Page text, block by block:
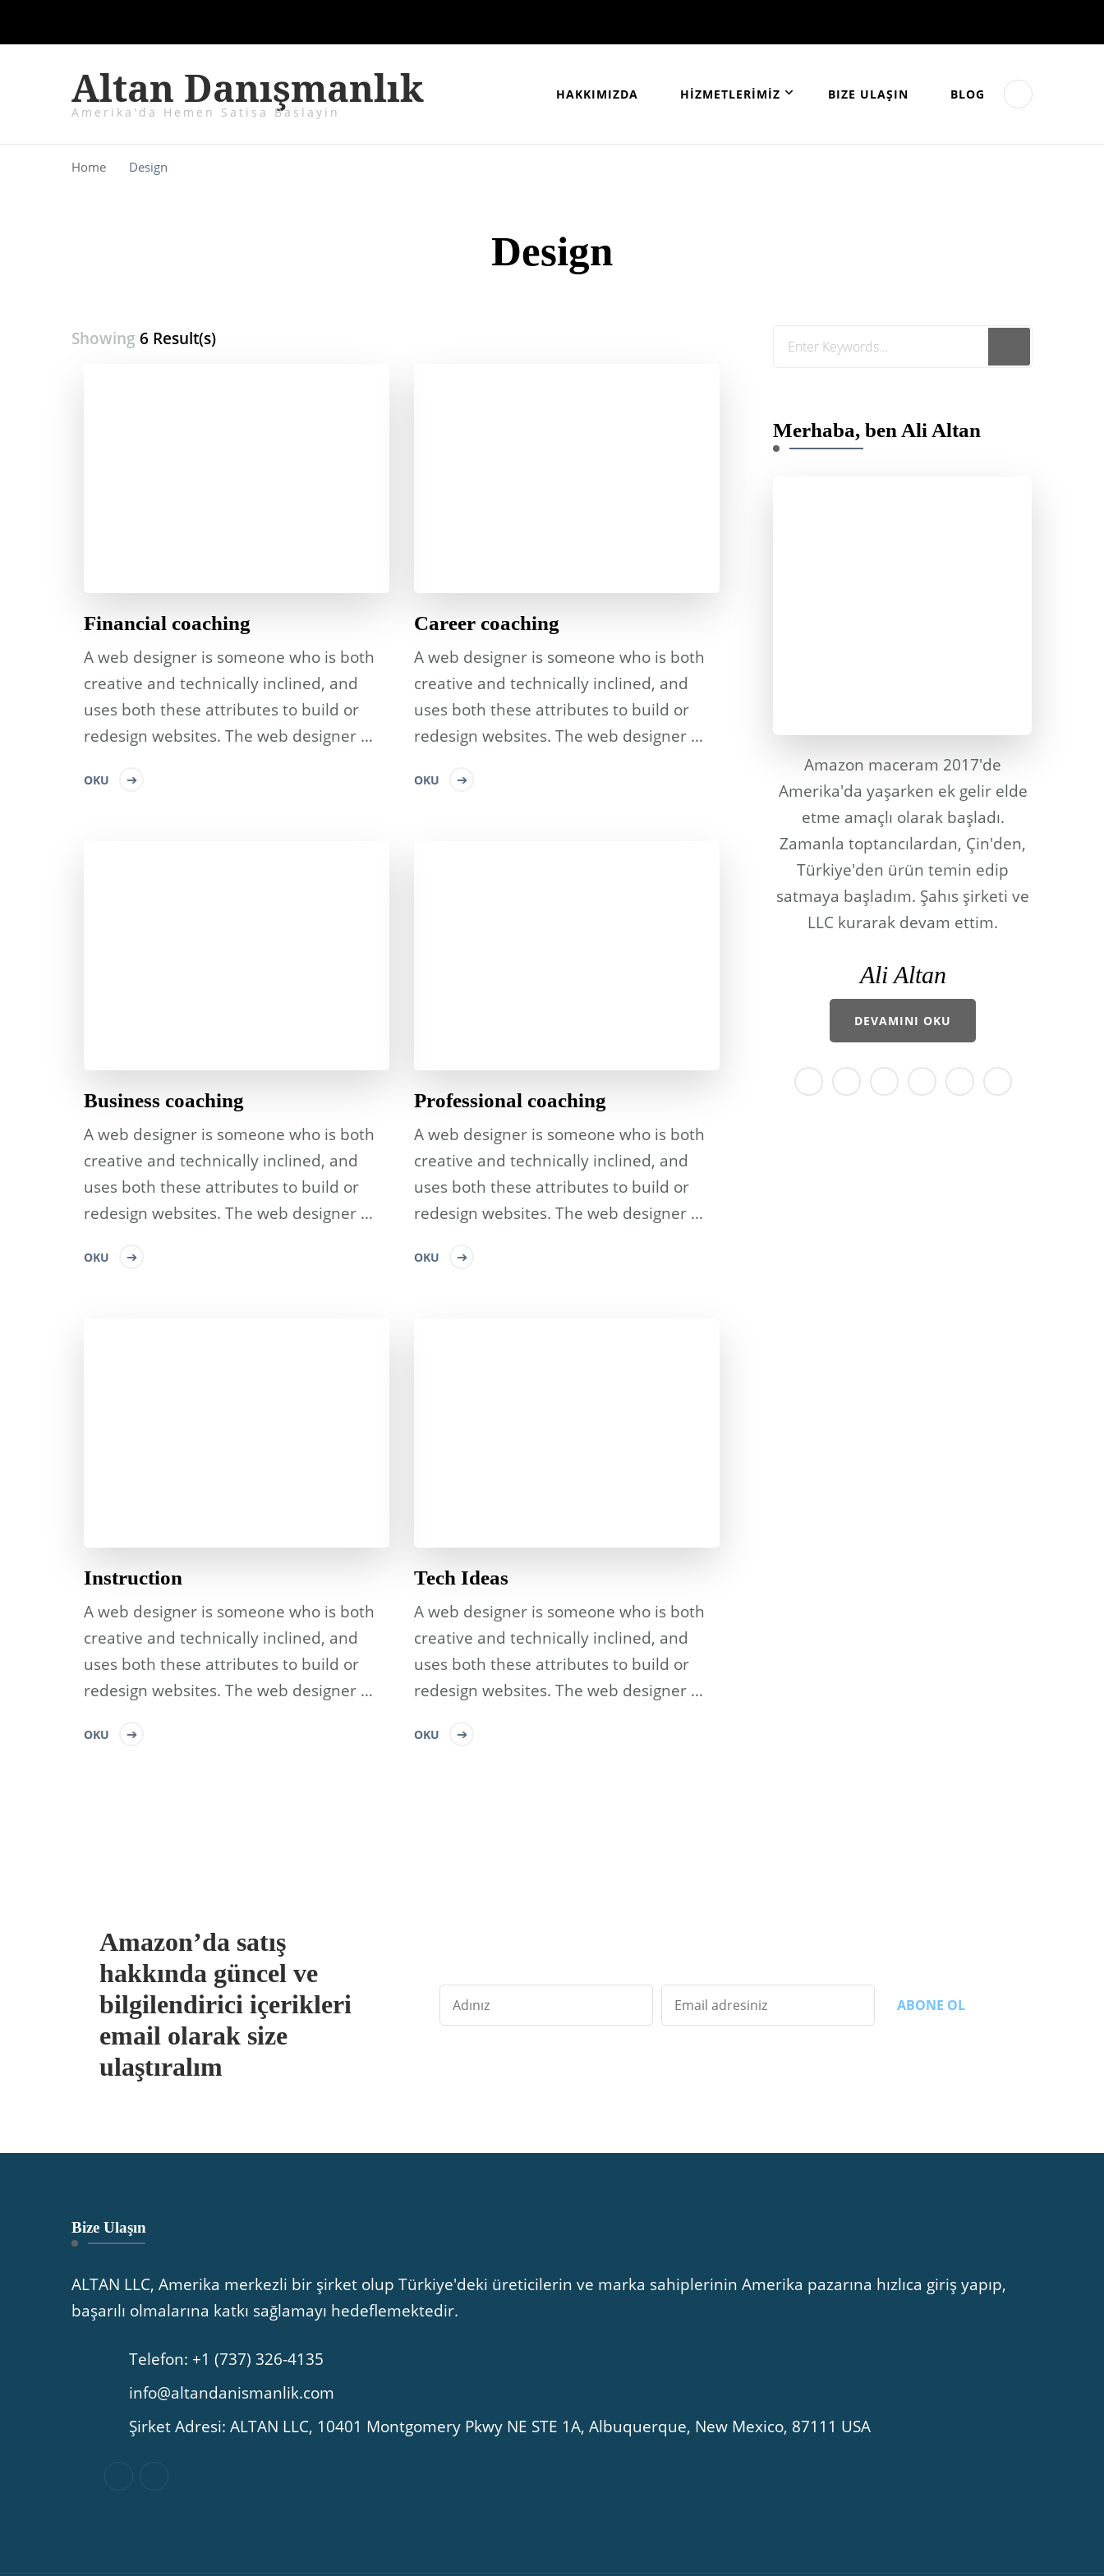
Altan Danışmanlık
Amerika'da Hemen Satisa Baslayin
HAKKIMIZDA HİZMETLERİMİZ BIZE ULAŞIN BLOG
Home Design
Design
Showing 6 Result(s)
Financial coaching
A web designer is someone who is both
creative and technically inclined, and
uses both these attributes to build or
redesign websites. The web designer …
OKU
Career coaching
A web designer is someone who is both
creative and technically inclined, and
uses both these attributes to build or
redesign websites. The web designer …
OKU
Business coaching
A web designer is someone who is both
creative and technically inclined, and
uses both these attributes to build or
redesign websites. The web designer …
OKU
Professional coaching
A web designer is someone who is both
creative and technically inclined, and
uses both these attributes to build or
redesign websites. The web designer …
OKU
Instruction
A web designer is someone who is both
creative and technically inclined, and
uses both these attributes to build or
redesign websites. The web designer …
OKU
Tech Ideas
A web designer is someone who is both
creative and technically inclined, and
uses both these attributes to build or
redesign websites. The web designer …
OKU
Looking
Merhaba, ben Ali Altan
Amazon maceram 2017'de
Amerika'da yaşarken ek gelir elde
etme amaçlı olarak başladı.
Zamanla toptancılardan, Çin'den,
Türkiye'den ürün temin edip
satmaya başladım. Şahıs şirketi ve
LLC kurarak devam ettim.
Ali Altan
DEVAMINI OKU
Amazon’da satış
hakkında güncel ve
bilgilendirici içerikleri
email olarak size
ulaştıralım
Bize Ulaşın
ALTAN LLC, Amerika merkezli bir şirket olup Türkiye'deki üreticilerin ve marka sahiplerinin Amerika pazarına hızlıca giriş yapıp,
başarılı olmalarına katkı sağlamayı hedeflemektedir.
Telefon: +1 (737) 326-4135
info@altandanismanlik.com
Şirket Adresi: ALTAN LLC, 10401 Montgomery Pkwy NE STE 1A, Albuquerque, New Mexico, 87111 USA